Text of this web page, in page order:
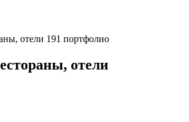
отели 191 портфолио
отели